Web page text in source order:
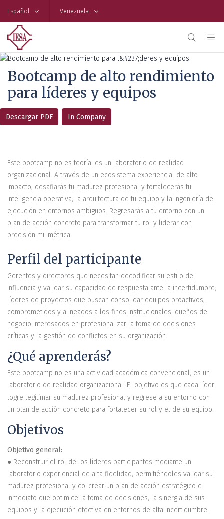
Español Venezuela
Bootcamp de alto rendimiento
para líderes y equipos
Descargar PDF In Company
Este bootcamp no es teoría; es un laboratorio de realidad
organizacional. A través de un ecosistema experiencial de alto
impacto, desafiarás tu madurez profesional y fortalecerás tu
inteligencia operativa, la arquitectura de tu equipo y la ingeniería de
ejecución en entornos ambiguos. Regresarás a tu entorno con un
plan de acción concreto para transformar tu rol y liderar con
precisión milimétrica.
Perfil del participante
Gerentes y directores que necesitan decodificar su estilo de
influencia y validar su capacidad de respuesta ante la incertidumbre;
líderes de proyectos que buscan consolidar equipos proactivos,
comprometidos y alineados a los fines institucionales; dueños de
negocio interesados en profesionalizar la toma de decisiones
críticas y la gestión de conflictos en su organización.
¿Qué aprenderás?
Este bootcamp no es una actividad académica convencional; es un
laboratorio de realidad organizacional. El objetivo es que cada líder
logre legitimar su madurez profesional y regrese a su entorno con
un plan de acción concreto para fortalecer su rol y el de su equipo.
Objetivos
Objetivo general:
● Reconstruir el rol de los líderes participantes mediante un
laboratorio experiencial de alta fidelidad, permitiéndoles validar su
madurez profesional y co-crear un plan de acción estratégico e
inmediato que optimice la toma de decisiones, la sinergia de sus
equipos y la ejecución efectiva en entornos de alta incertidumbre.